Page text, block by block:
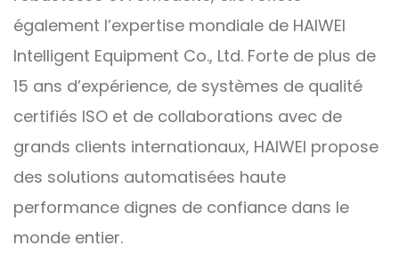
également l’expertise mondiale de HAIWEI
Intelligent Equipment Co., Ltd. Forte de plus de
15 ans d’expérience, de systèmes de qualité
certifiés ISO et de collaborations avec de
grands clients internationaux, HAIWEI propose
des solutions automatisées haute
performance dignes de confiance dans le
monde entier.